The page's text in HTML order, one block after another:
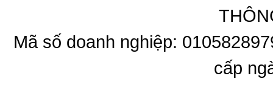
Mã số doanh nghiệp:
cấp